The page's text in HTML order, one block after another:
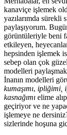
kanaviçe işlemek
yazılarımda sürekli
paylaşıyorum.
görüntüleriyle beni
etkileyen,
hepsinden işlemek
sebep olan çok
modelleri
İnanın modelleri
kumaşımı, ipliğimi,
kasnağımı elime
geçiriyor ve ne
işlemeye ne
sizlerinde hoşuna